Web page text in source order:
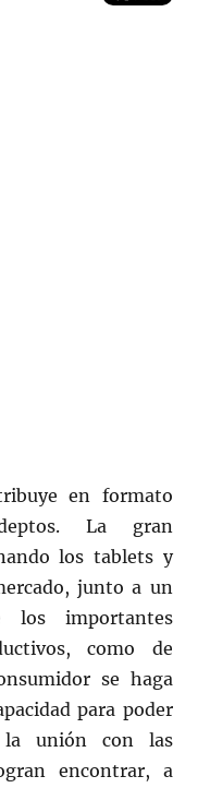
en formato
La gran
los tablets y
junto a un
los importantes
como de
se haga
para poder
unión con las
encontrar, a